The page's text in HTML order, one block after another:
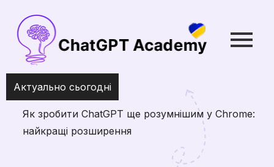
Актуально сьогодні
Як зробити ChatGPT ще розумнішим у Chrome:
найкращі розширення